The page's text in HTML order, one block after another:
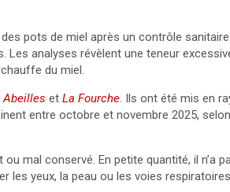
pots de miel après un contrôle
analyses révèlent une teneur
du miel.
Abeilles et La Fourche. Ils ont été mis en
entre octobre et novembre 2025,
mal conservé. En petite quantité, il n’a
les yeux, la peau ou les voies